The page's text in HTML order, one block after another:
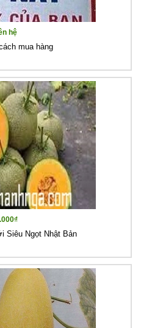
hệ
mua hàng
Siêu Ngọt Nhật Bản